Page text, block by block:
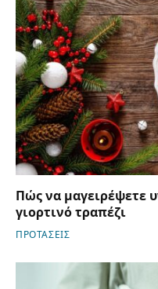
Πώς να μαγειρέψετε
γιορτινό τραπέζι
ΠΡΟΤΑΣΕΙΣ